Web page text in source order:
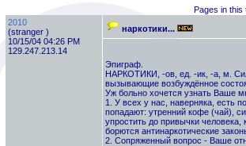
Pages in
2010
(stranger )
10/15/04 04:26 PM
129.247.213.14
наркотики...
Эпиграф.
НАРКОТИКИ, -ов, ед. -ик, -а, м.
вызывающие возбуждённое
Уж больно хочется узнать Ваше
1. У всех у нас, наверняка, есть
попадают: утренний кофе (чай),
упростить до привычки
борются антинаркотические
2. Сопряженный вопрос - Ваше